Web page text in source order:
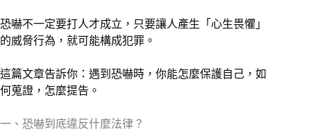
恐嚇不一定要打人才成立，只要讓人產生「心生畏懼」
的威脅行為，就可能構成犯罪。
這篇文章告訴你：遇到恐嚇時，你能怎麼保護自己，如
何蒐證，怎麼提告。
一、恐嚇到底違反什麼法律？